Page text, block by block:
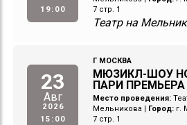
19:00
7 стр. 1
Театр на
23
Авг
2026
15:00
Г МОСКВА
МЮЗИКЛ-ШОУ
ПАРИ ПРЕМЬЕРА
Место проведения:
Мельникова
Город: г.
7 стр. 1